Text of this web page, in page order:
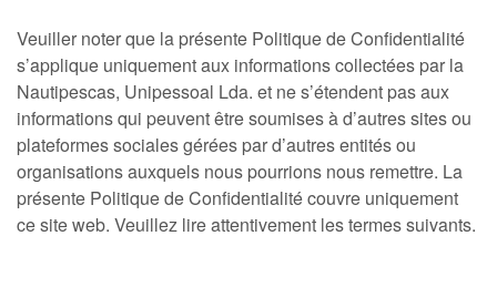
Veuiller noter que la présente Politique de Confidentialité
s’applique uniquement aux informations collectées par la
Nautipescas, Unipessoal Lda. et ne s’étendent pas aux
informations qui peuvent être soumises à d’autres sites ou
plateformes sociales gérées par d’autres entités ou
organisations auxquels nous pourrions nous remettre. La
présente Politique de Confidentialité couvre uniquement
ce site web. Veuillez lire attentivement les termes suivants.